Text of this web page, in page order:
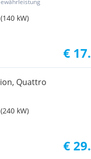
kW)
€
Quattro
kW)
€